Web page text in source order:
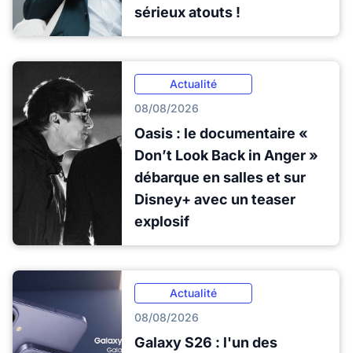
sérieux atouts !
Actualité
08/08/2026
Oasis : le documentaire «
Don’t Look Back in Anger »
débarque en salles et sur
Disney+ avec un teaser
explosif
Actualité
08/08/2026
Galaxy S26 : l'un des